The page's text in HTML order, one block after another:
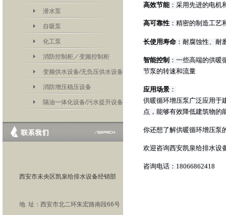
潜水泵
自吸泵
化工泵
消防控制柜／变频控制柜
变频供水设备/无负压供水设备
消防增压稳压设备
隔油一体化设备/污水提升设备
西安市未央区凯泉给排水设备经销部
地 址：西安市北二环朱宏路南段66号
高效节能 ：采用先进的电
高可靠性 ：精密的制造工
长使用寿命 ：耐腐蚀性、
智能控制 ：一些高端的供
节泵的转速和流量‌
应用场景 ‌：
供暖循环增压泵广泛应用于
点，能够有效降低建筑物的
你还想了解供暖循环增压泵
欢迎咨询西安凯泉给排水设
咨询电话： 18066862418